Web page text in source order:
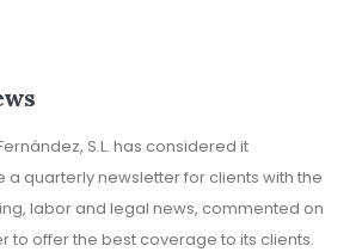
S.L. has considered it
a quarterly newsletter for clients with the
labor and legal news, commented on
to offer the best coverage to its clients.